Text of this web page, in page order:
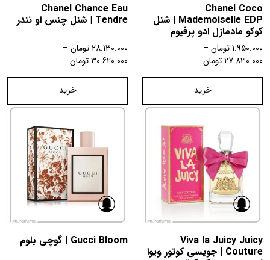
Chanel Coco
Mademoiselle EDP | شنل
کوکو مادمازل ادو پرفیوم
1.950.000تومان –
27.830.000تومان
خرید
Chanel Chance Eau
Tendre | شنل چنس او تندر
28.130.000تومان –
30.620.000تومان
خرید
Viva la Juicy Juicy
Couture | جویسی کوتور ویوا
Gucci Bloom | گوچی بلوم